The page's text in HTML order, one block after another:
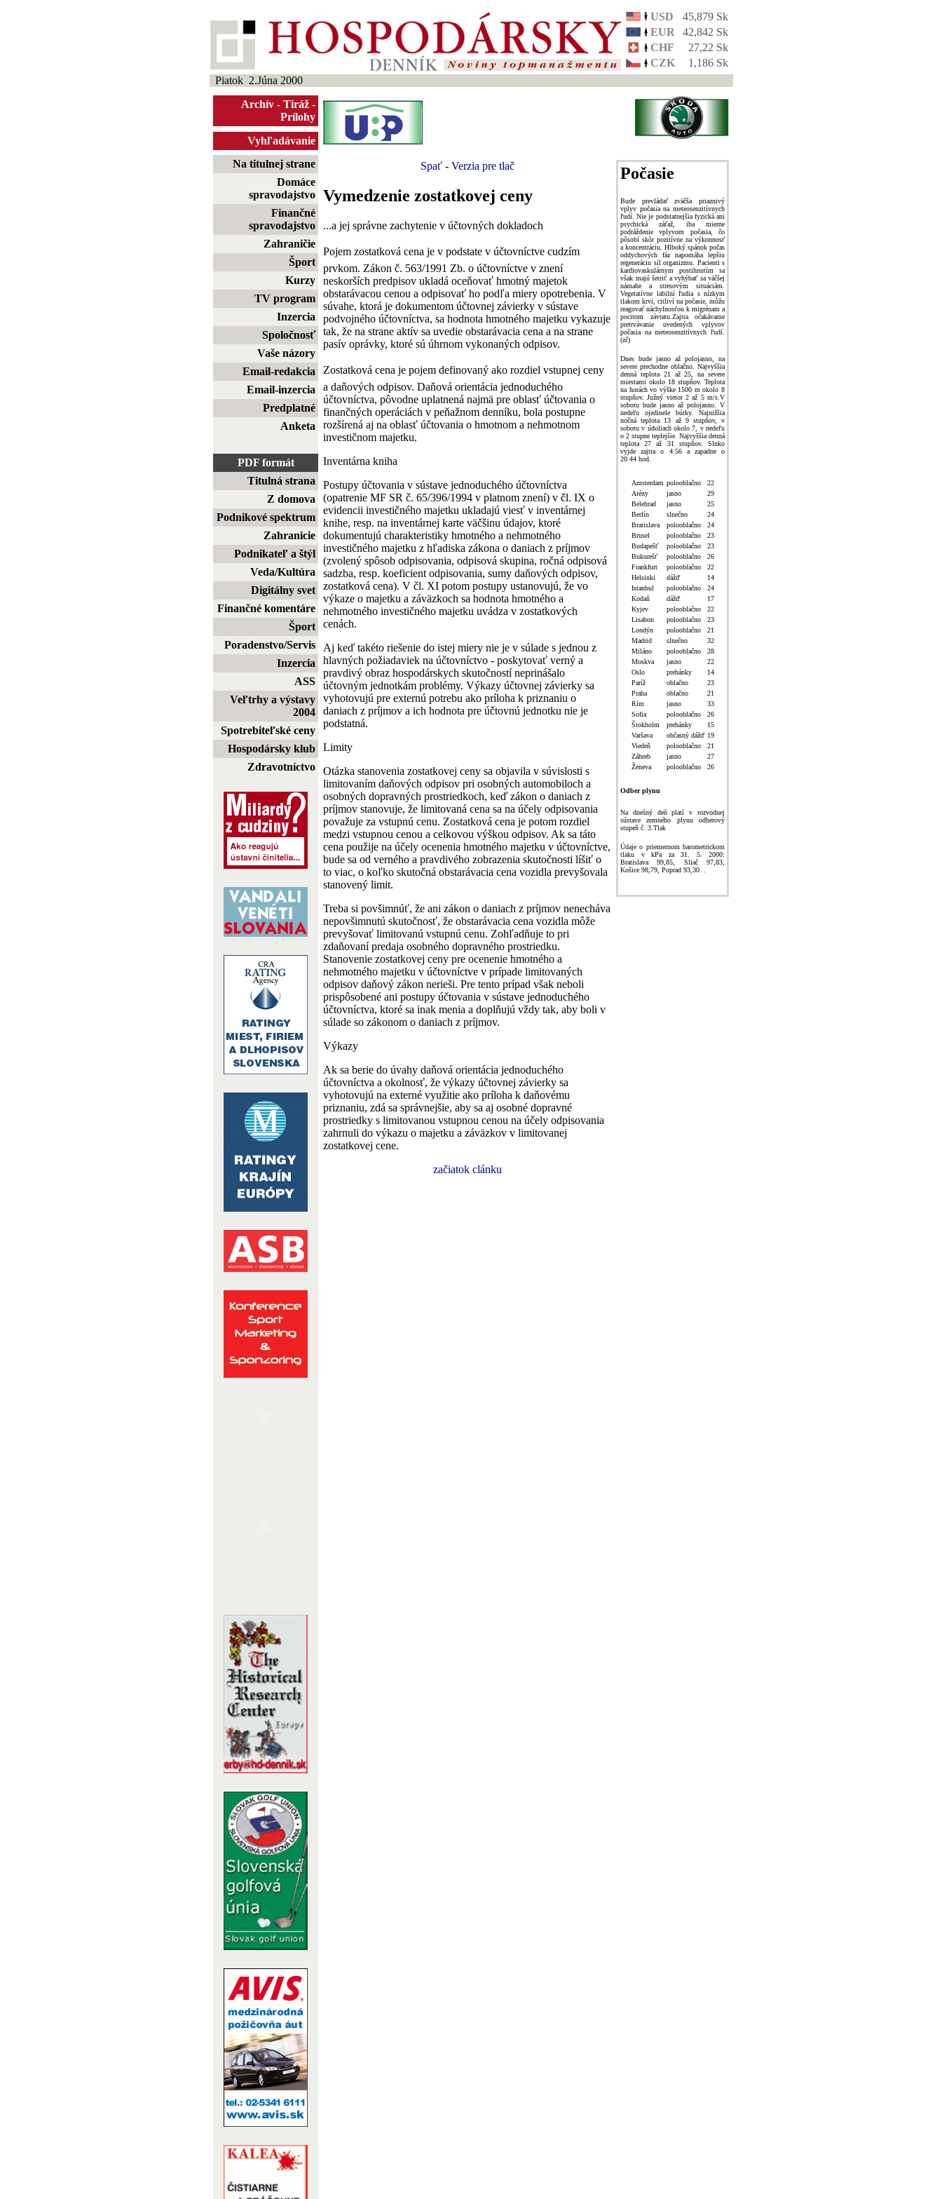
USD
45,879 Sk
EUR
42,842 Sk
CHF
27,22 Sk
CZK
1,186 Sk
Piatok 2.Júna 2000
Archív - Tiráž -
Prílohy
Vyhľadávanie
Na titulnej strane
Domáce
spravodajstvo
Finančné
spravodajstvo
Zahraničie
Šport
Kurzy
TV program
Inzercia
Spoločnosť
Vaše názory
Email-redakcia
Email-inzercia
Predplatné
Anketa
PDF formát
Titulná strana
Z domova
Podnikové spektrum
Zahranicie
Podnikateľ a štýl
Veda/Kultúra
Digitálny svet
Finančné komentáre
Šport
Poradenstvo/Servis
Inzercia
ASS
Veľtrhy a výstavy
2004
Spotrebiteľské ceny
Hospodársky klub
Zdravotníctvo
Spať- Verzia pre tlač
Vymedzenie zostatkovej ceny
...a jej správne zachytenie v účtovných dokladoch
Pojem zostatková cena je v podstate v účtovníctve cudzím
prvkom. Zákon č. 563/1991 Zb. o účtovníctve v znení
neskorších predpisov ukladá oceňovať hmotný majetok
obstarávacou cenou a odpisovať ho podľa miery opotrebenia. V
súvahe, ktorá je dokumentom účtovnej závierky v sústave
podvojného účtovníctva, sa hodnota hmotného majetku vykazuje
tak, že na strane aktív sa uvedie obstarávacia cena a na strane
pasív oprávky, ktoré sú úhrnom vykonaných odpisov.
Zostatková cena je pojem definovaný ako rozdiel vstupnej ceny
a daňových odpisov. Daňová orientácia jednoduchého
účtovníctva, pôvodne uplatnená najmä pre oblasť účtovania o
finančných operáciách v peňažnom denníku, bola postupne
rozšírená aj na oblasť účtovania o hmotnom a nehmotnom
investičnom majetku.
Inventárna kniha
Postupy účtovania v sústave jednoduchého účtovníctva
(opatrenie MF SR č. 65/396/1994 v platnom znení) v čl. IX o
evidencii investičného majetku ukladajú viesť v inventárnej
knihe, resp. na inventárnej karte väčšinu údajov, ktoré
dokumentujú charakteristiky hmotného a nehmotného
investičného majetku z hľadiska zákona o daniach z príjmov
(zvolený spôsob odpisovania, odpisová skupina, ročná odpisová
sadzba, resp. koeficient odpisovania, sumy daňových odpisov,
zostatková cena). V čl. XI potom postupy ustanovujú, že vo
výkaze o majetku a záväzkoch sa hodnota hmotného a
nehmotného investičného majetku uvádza v zostatkových
cenách.
Aj keď takéto riešenie do istej miery nie je v súlade s jednou z
hlavných požiadaviek na účtovníctvo - poskytovať verný a
pravdivý obraz hospodárskych skutočností neprinášalo
účtovným jednotkám problémy. Výkazy účtovnej závierky sa
vyhotovujú pre externú potrebu ako príloha k priznaniu o
daniach z príjmov a ich hodnota pre účtovnú jednotku nie je
podstatná.
Limity
Otázka stanovenia zostatkovej ceny sa objavila v súvislosti s
limitovaním daňových odpisov pri osobných automobiloch a
osobných dopravných prostriedkoch, keď zákon o daniach z
príjmov stanovuje, že limitovaná cena sa na účely odpisovania
považuje za vstupnú cenu. Zostatková cena je potom rozdiel
medzi vstupnou cenou a celkovou výškou odpisov. Ak sa táto
cena použije na účely ocenenia hmotného majetku v účtovníctve,
bude sa od verného a pravdivého zobrazenia skutočnosti líšiť o
to viac, o koľko skutočná obstarávacia cena vozidla prevyšovala
stanovený limit.
Treba si povšimnúť, že ani zákon o daniach z príjmov nenecháva
nepovšimnutú skutočnosť, že obstarávacia cena vozidla môže
prevyšovať limitovanú vstupnú cenu. Zohľadňuje to pri
zdaňovaní predaja osobného dopravného prostriedku.
Stanovenie zostatkovej ceny pre ocenenie hmotného a
nehmotného majetku v účtovníctve v prípade limitovaných
odpisov daňový zákon nerieši. Pre tento prípad však neboli
prispôsobené ani postupy účtovania v sústave jednoduchého
účtovníctva, ktoré sa inak menia a doplňujú vždy tak, aby boli v
súlade so zákonom o daniach z príjmov.
Výkazy
Ak sa berie do úvahy daňová orientácia jednoduchého
účtovníctva a okolnosť, že výkazy účtovnej závierky sa
vyhotovujú na externé využitie ako príloha k daňovému
priznaniu, zdá sa správnejšie, aby sa aj osobné dopravné
prostriedky s limitovanou vstupnou cenou na účely odpisovania
zahrnuli do výkazu o majetku a záväzkov v limitovanej
zostatkovej cene.
začiatok clánku
Počasie
Bude prevládať zväčša priaznivý
vplyv počasia na meteosenzitívnych
ľudí. Nie je podstatnejšia fyzická ani
psychická záťaž, iba mierne
podráždenie vplyvom počasia, čo
pôsobí skôr pozitívne na výkonnosť
a koncentráciu. Hlboký spánok počas
oddychových fáz napomáha lepšiu
regeneráciu síl organizmu. Pacienti s
kardiovaskulárnym postihnutím sa
však majú šetriť a vyhýbať sa väčšej
námahe a stresovým situáciám.
Vegetatívne labilní ľudia s nízkym
tlakom krvi, citliví na počasie, môžu
reagovať náchylnosťou k migrénam a
pocitom závratu.Zajtra očakávame
pretrvávanie uvedených vplyvov
počasia na meteosenzitívnych ľudí.
(zč)
Dnes bude jasno až polojasno, na
severe prechodne oblačno. Najvyššia
denná teplota 21 až 25, na severe
miestami okolo 18 stupňov. Teplota
na horách vo výške 1500 m okolo 8
stupňov. Južný vietor 2 až 5 m/s.V
sobotu bude jasno až polojasno. V
nedeľu ojedinele búrky. Najnižšia
nočná teplota 13 až 9 stupňov, v
sobotu v údoliach okolo 7, v nedeľu
o 2 stupne teplejšie. Najvyššia denná
teplota 27 až 31 stupňov. Slnko
vyjde zajtra o 4.56 a zapadne o
20.44 hod.
Amsterdam polooblačno
22
Atény
jasno
29
Belehrad
jasno
25
Berlín
slnečno
24
Bratislava
polooblačno
24
Brusel
polooblačno
23
Budapešť
polooblačno
23
Bukurešť
polooblačno
26
Frankfurt
polooblačno
22
Helsinki
dážď
14
Istanbul
polooblačno
24
Kodaň
dážď
17
Kyjev
polooblačno
22
Lisabon
polooblačno
23
Londýn
polooblačno
21
Madrid
slnečno
32
Miláno
polooblačno
28
Moskva
jasno
22
Oslo
prehánky
14
Paríž
oblačno
23
Praha
oblačno
21
Rím
jasno
33
Sofia
polooblačno
26
Štokholm
prehánky
15
Varšava
občasný dážď 19
Viedeň
polooblačno
21
Záhreb
jasno
27
Ženeva
polooblačno 26
Odber plynu
Na dnešný deň platí v rozvodnej
sústave zemného plynu odberový
stupeň č. 3.Tlak
Údaje o priemernom barometrickom
tlaku v kPa za 31. 5. 2000:
Bratislava 99,85, Sliač 97,83,
Košice 98,79, Poprad 93,30. .